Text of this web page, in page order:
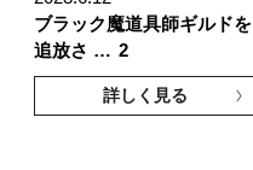
ブラック魔道具師ギルドを
追放さ … 2
詳しく見る